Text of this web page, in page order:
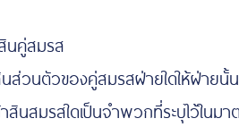
นคู่สมรส
นตัวของคู่สมรสฝ่ายใดให้ฝ่ายนั้
สมรสใดเป็นจำพวกที่ระบุไว้ในม